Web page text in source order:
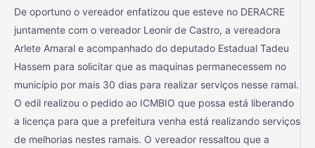
De oportuno o vereador enfatizou que esteve no DERACRE
juntamente com o vereador Leonir de Castro, a vereadora
Arlete Amaral e acompanhado do deputado Estadual Tadeu
Hassem para solicitar que as maquinas permanecessem no
município por mais 30 dias para realizar serviços nesse ramal.
O edil realizou o pedido ao ICMBIO que possa está liberando
a licença para que a prefeitura venha está realizando serviços
de melhorias nestes ramais. O vereador ressaltou que a